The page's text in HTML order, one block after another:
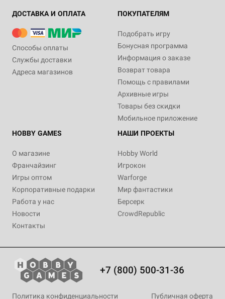
ДОСТАВКА И ОПЛАТА
Способы оплаты
Службы доставки
Адреса магазинов
ПОКУПАТЕЛЯМ
Подобрать игру
Бонусная программа
Информация о заказе
Возврат товара
Помощь с правилами
Архивные игры
Товары без скидки
Мобильное приложение
HOBBY GAMES
О магазине
Франчайзинг
Игры оптом
Корпоративные подарки
Работа у нас
Новости
Контакты
НАШИ ПРОЕКТЫ
Hobby World
Игрокон
Warforge
Мир фантастики
Берсерк
CrowdRepublic
+7 (800) 500-31-36
Политика конфиденциальности Публичная оферта